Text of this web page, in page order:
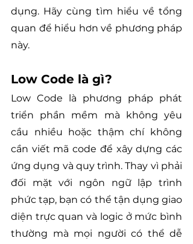
dụng. Hãy cùng tìm hiểu về tổng
quan để hiểu hơn về phương pháp
này.
Low Code là gì?
Low Code là phương pháp phát
triển phần mềm mà không yêu
cầu nhiều hoặc thậm chí không
cần viết mã code để xây dựng các
ứng dụng và quy trình. Thay vì phải
đối mặt với ngôn ngữ lập trình
phức tạp, bạn có thể tận dụng giao
diện trực quan và logic ở mức bình
thường mà mọi người có thể dễ